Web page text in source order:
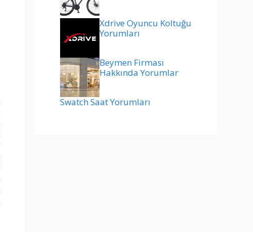
Xdrive Oyuncu Koltuğu
Yorumları
Beymen Firması
Hakkında Yorumlar
Swatch Saat Yorumları